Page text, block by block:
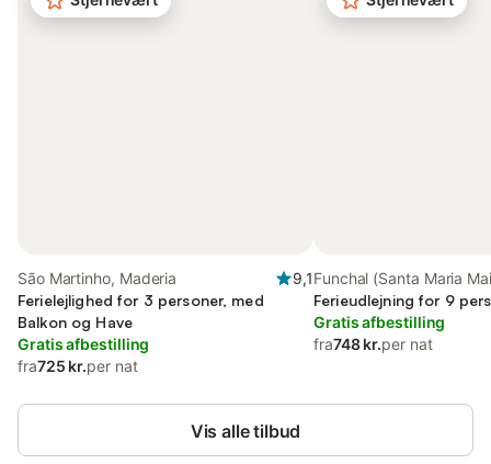
São Martinho, Maderia
9,1
Ferielejlighed for 3 personer, med
Balkon og Have
Gratis afbestilling
fra725 kr.per nat
Funchal (Santa Maria
Maderia
Ferieudlejning for 9
Gratis afbestilling
fra748 kr.per nat
Vis alle tilbud